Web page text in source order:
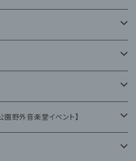
野外音楽堂イベント】